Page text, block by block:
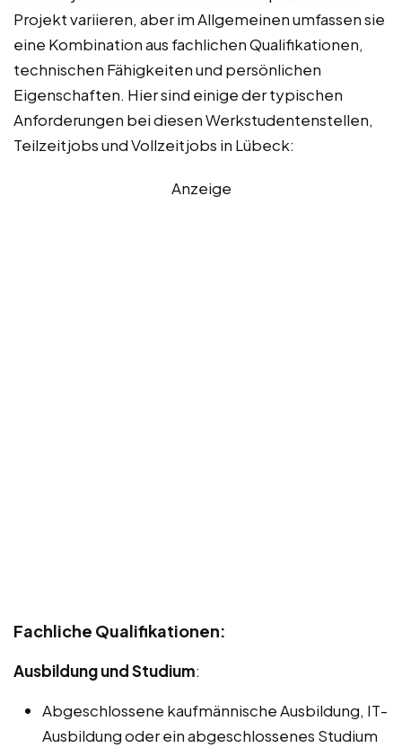
Projekt variieren, aber im Allgemeinen umfassen sie
eine Kombination aus fachlichen Qualifikationen,
technischen Fähigkeiten und persönlichen
Eigenschaften. Hier sind einige der typischen
Anforderungen bei diesen Werkstudentenstellen,
Teilzeitjobs und Vollzeitjobs in Lübeck:
Anzeige
Fachliche Qualifikationen:
Ausbildung und Studium:
Abgeschlossene kaufmännische Ausbildung, IT-
Ausbildung oder ein abgeschlossenes Studium